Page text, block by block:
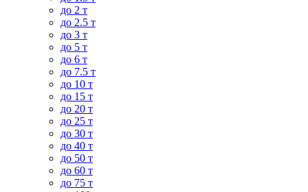
до 2 т
до 2.5 т
до 3 т
до 5 т
до 6 т
до 7.5 т
до 10 т
до 15 т
до 20 т
до 25 т
до 30 т
до 40 т
до 50 т
до 60 т
до 75 т